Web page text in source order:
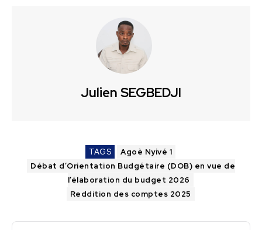
Julien SEGBEDJI
TAGS
Agoè Nyivé 1
Débat d’Orientation Budgétaire (DOB) en vue de
l’élaboration du budget 2026
Reddition des comptes 2025